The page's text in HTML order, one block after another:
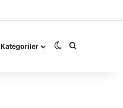
Kategoriler Dış görünümü
Arama yap